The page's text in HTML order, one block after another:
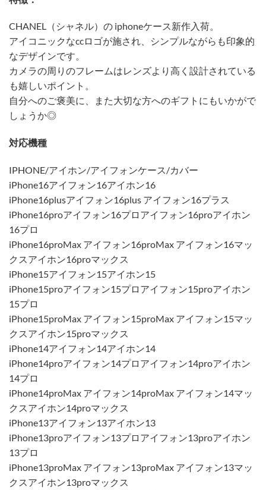
CHANEL（シャネル）の iphoneケース新作入荷。
アイコニックなccロゴが施され、シンプルながらも印象的
なデザインです。
カメラの周りのフレームはレンズより高く設計されている
も嬉しいポイント。
自分へのご褒美に、また大切な方へのギフトにもいかがで
しょうか◎
対応機種
IPHONE/アイホン/アイフォンケース/カバー
iPhone16アイフォン16アイホン16
iPhone16plusアイフォン16plus アイフォン16プラス
iPhone16proアイフォン16プロアイフォン16proアイホン
16プロ
iPhone16proMax アイフォン16proMax アイフォン16マッ
クスアイホン16proマックス
iPhone15アイフォン15アイホン15
iPhone15proアイフォン15プロアイフォン15proアイホン
15プロ
iPhone15proMax アイフォン15proMax アイフォン15マッ
クスアイホン15proマックス
iPhone14アイフォン14アイホン14
iPhone14proアイフォン14プロアイフォン14proアイホン
14プロ
iPhone14proMax アイフォン14proMax アイフォン14マッ
クスアイホン14proマックス
iPhone13アイフォン13アイホン13
iPhone13proアイフォン13プロアイフォン13proアイホン
13プロ
iPhone13proMax アイフォン13proMax アイフォン13マッ
クスアイホン13proマックス